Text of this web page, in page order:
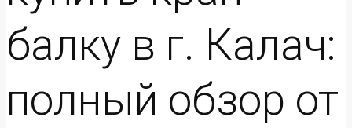
балку в г. Калач:
полный обзор от